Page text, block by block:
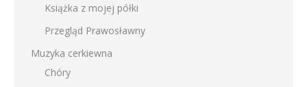
Książka z mojej półki
Przegląd Prawosławny
Muzyka cerkiewna
Chóry